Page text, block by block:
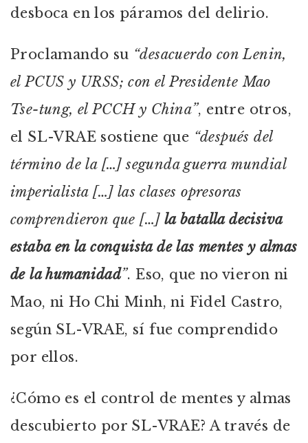
desboca en los páramos del delirio.
Proclamando su “desacuerdo con Lenin,
el PCUS y URSS; con el Presidente Mao
Tse-tung, el PCCH y China”, entre otros,
el SL-VRAE sostiene que “después del
término de la […] segunda guerra mundial
imperialista […] las clases opresoras
comprendieron que […] la batalla decisiva
estaba en la conquista de las mentes y almas
de la humanidad”. Eso, que no vieron ni
Mao, ni Ho Chi Minh, ni Fidel Castro,
según SL-VRAE, sí fue comprendido
por ellos.
¿Cómo es el control de mentes y almas
descubierto por SL-VRAE? A través de